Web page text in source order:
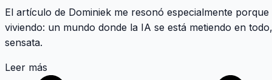
El artículo de Dominiek me resonó especialmente
viviendo: un mundo donde la IA se está metiendo en
sensata.
Leer más